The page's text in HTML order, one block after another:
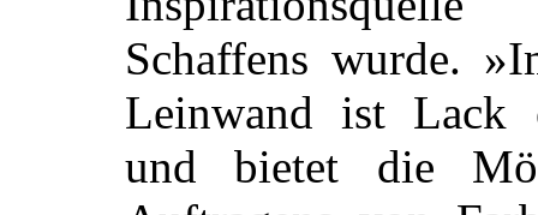
Schaffens wurde.
Leinwand ist Lack
und bietet die